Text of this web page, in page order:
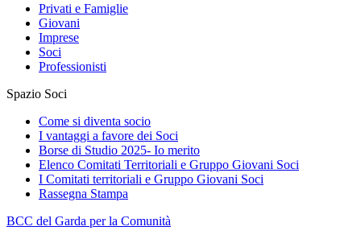
Privati e Famiglie
Giovani
Imprese
Soci
Professionisti
Spazio Soci
Come si diventa socio
I vantaggi a favore dei Soci
Borse di Studio 2025- Io merito
Elenco Comitati Territoriali e Gruppo Giovani Soci
I Comitati territoriali e Gruppo Giovani Soci
Rassegna Stampa
BCC del Garda per la Comunità